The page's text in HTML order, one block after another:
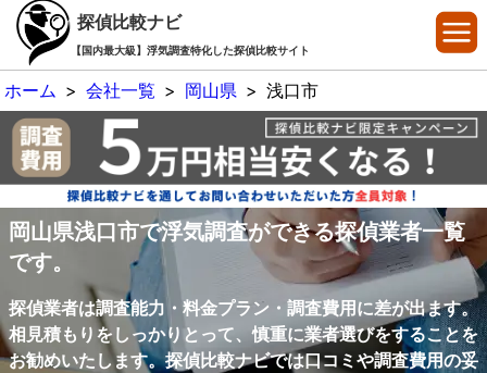
探偵比較ナビ
【国内最大級】浮気調査特化した探偵比較サイト
ホーム > 会社一覧 > 岡山県 > 浅口市
岡山県浅口市で浮気調査ができる探偵業者一覧
です。
探偵業者は調査能力・料金プラン・調査費用に差が出ます。
相見積もりをしっかりとって、慎重に業者選びをすることを
お勧めいたします。探偵比較ナビでは口コミや調査費用の妥